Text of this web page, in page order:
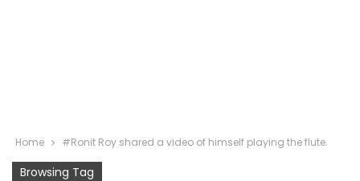
Home #Ronit Roy shared a video of himself playing the flute.
Browsing Tag